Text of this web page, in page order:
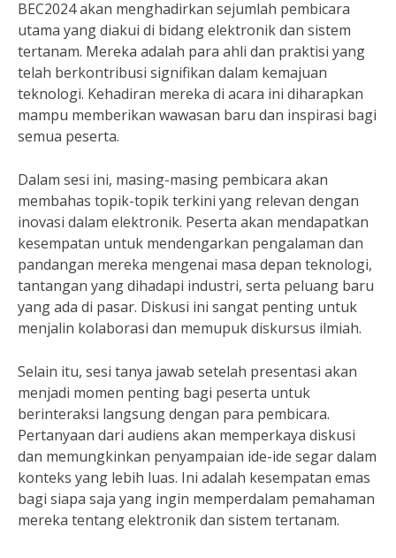
BEC2024 akan menghadirkan sejumlah pembicara
utama yang diakui di bidang elektronik dan sistem
tertanam. Mereka adalah para ahli dan praktisi yang
telah berkontribusi signifikan dalam kemajuan
teknologi. Kehadiran mereka di acara ini diharapkan
mampu memberikan wawasan baru dan inspirasi bagi
semua peserta.
Dalam sesi ini, masing-masing pembicara akan
membahas topik-topik terkini yang relevan dengan
inovasi dalam elektronik. Peserta akan mendapatkan
kesempatan untuk mendengarkan pengalaman dan
pandangan mereka mengenai masa depan teknologi,
tantangan yang dihadapi industri, serta peluang baru
yang ada di pasar. Diskusi ini sangat penting untuk
menjalin kolaborasi dan memupuk diskursus ilmiah.
Selain itu, sesi tanya jawab setelah presentasi akan
menjadi momen penting bagi peserta untuk
berinteraksi langsung dengan para pembicara.
Pertanyaan dari audiens akan memperkaya diskusi
dan memungkinkan penyampaian ide-ide segar dalam
konteks yang lebih luas. Ini adalah kesempatan emas
bagi siapa saja yang ingin memperdalam pemahaman
mereka tentang elektronik dan sistem tertanam.